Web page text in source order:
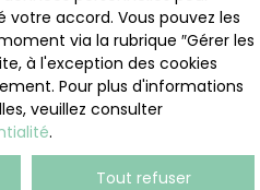
le traitement de vos
veuillez consulter notre
.
annonces
votre accord. Vous pouvez les
via la rubrique ″Gérer les
à l'exception des cookies
Pour plus d'informations
veuillez consulter
.
Tout refuser